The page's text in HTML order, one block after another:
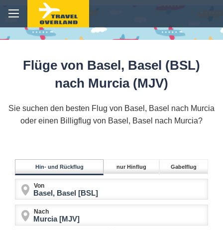
Flüge von Basel, Basel (BSL)
nach Murcia (MJV)
Sie suchen den besten Flug von Basel, Basel nach Murcia
oder einen Billigflug von Basel, Basel nach Murcia?
Hin- und Rückflug nur Hinflug Gabelflug
Von
Nach